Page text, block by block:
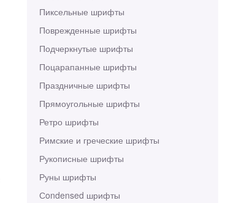
Пиксельные шрифты
Поврежденные шрифты
Подчеркнутые шрифты
Поцарапанные шрифты
Праздничные шрифты
Прямоугольные шрифты
Ретро шрифты
Римские и греческие шрифты
Рукописные шрифты
Руны шрифты
Сondensed шрифты